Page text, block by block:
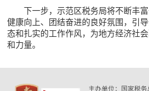
下一步，示范区税务局将不断丰
健康向上、团结奋进的良好氛围，引
态和扎实的工作作风，为地方经济社
和力量。
主办单位：国家税